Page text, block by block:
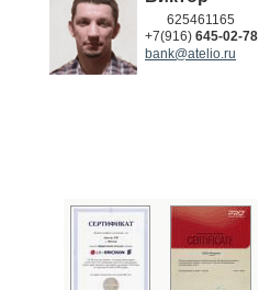
625461165
+7(916) 645-02-78
bank@atelio.ru